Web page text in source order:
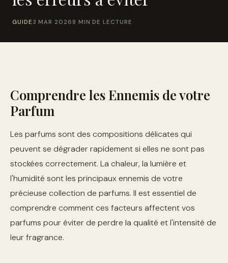
GUIDE 3 MAR 2026 8 MIN DE LECTURE
Comprendre les Ennemis de votre
Parfum
Les parfums sont des compositions délicates qui
peuvent se dégrader rapidement si elles ne sont pas
stockées correctement. La chaleur, la lumière et
l'humidité sont les principaux ennemis de votre
précieuse collection de parfums. Il est essentiel de
comprendre comment ces facteurs affectent vos
parfums pour éviter de perdre la qualité et l'intensité de
leur fragrance.